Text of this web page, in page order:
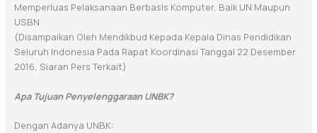
Memperluas Pelaksanaan Berbasis Komputer, Baik UN Maupun
USBN
(Disampaikan Oleh Mendikbud Kepada Kepala Dinas Pendidikan
Seluruh Indonesia Pada Rapat Koordinasi Tanggal 22 Desember
2016, Siaran Pers Terkait)
Apa Tujuan Penyelenggaraan UNBK?
Dengan Adanya UNBK: